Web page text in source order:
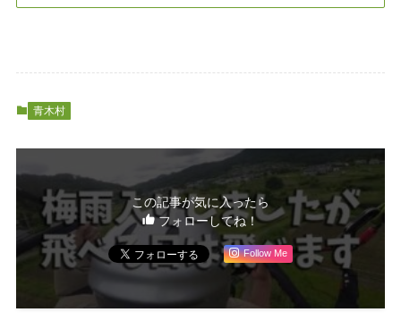
青木村
この記事が気に入ったら
フォローしてね！
Follow Me